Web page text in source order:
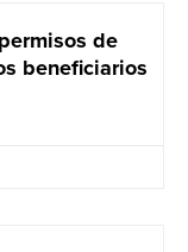
de
beneficiarios